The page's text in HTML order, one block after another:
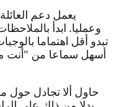
يعمل دعم
وعمليا. ابدأ
تبدو أقل اهتماما
أسهل سماعا من "أنت
حاول ألا تجادل حول